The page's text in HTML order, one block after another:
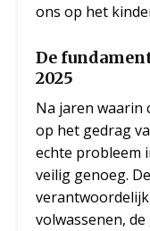
ons op het
De
2025
Na jaren waarin
op het gedrag
echte probleem
veilig genoeg.
volwassenen,